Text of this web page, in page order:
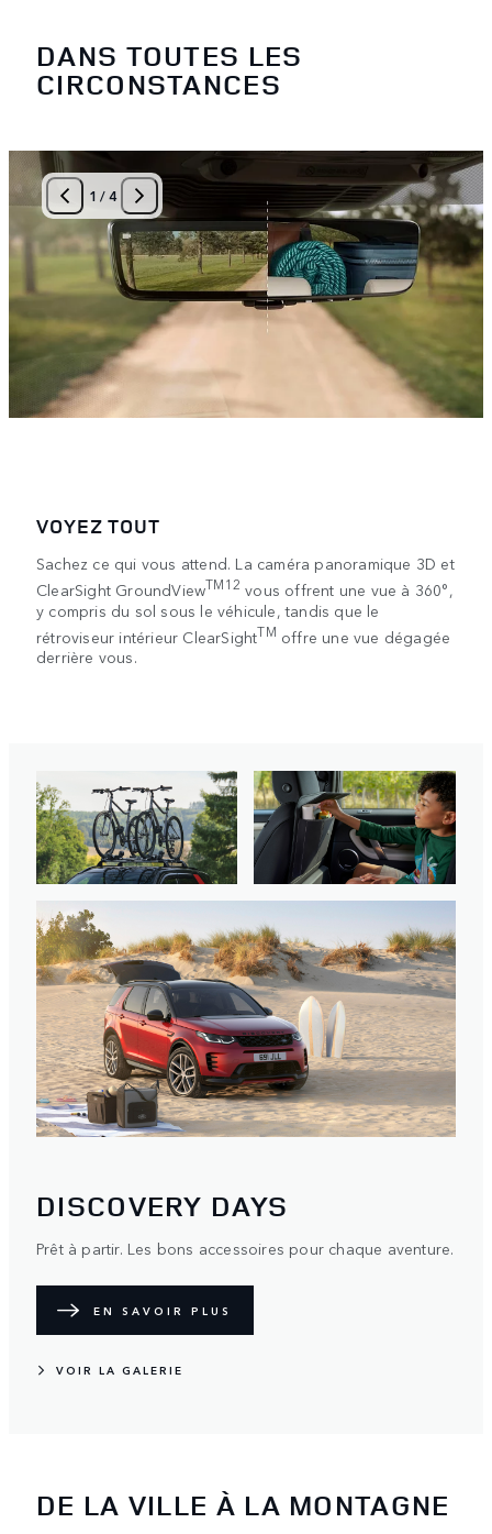
DANS TOUTES LES
CIRCONSTANCES
VOYEZ TOUT
Sachez ce qui vous attend. La caméra panoramique 3D et
ClearSight GroundViewTM12 vous offrent une vue à 360°,
y compris du sol sous le véhicule, tandis que le
rétroviseur intérieur ClearSightTM offre une vue dégagée
derrière vous.
1 /4
DISCOVERY DAYS
Prêt à partir. Les bons accessoires pour chaque aventure.
EN SAVOIR PLUS
VOIR LA GALERIE
DE LA VILLE À LA MONTAGNE